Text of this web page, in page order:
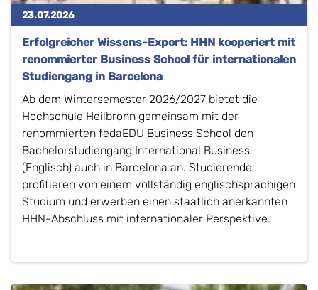
23.07.2026
Erfolgreicher Wissens-Export: HHN kooperiert mit
renommierter Business School für internationalen
Studiengang in Barcelona
Ab dem Wintersemester 2026/2027 bietet die
Hochschule Heilbronn gemeinsam mit der
renommierten fedaEDU Business School den
Bachelorstudiengang International Business
(Englisch) auch in Barcelona an. Studierende
profitieren von einem vollständig englischsprachigen
Studium und erwerben einen staatlich anerkannten
HHN-Abschluss mit internationaler Perspektive.